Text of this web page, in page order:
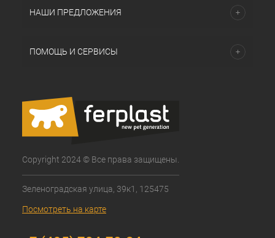
НАШИ ПРЕДЛОЖЕНИЯ
ПОМОЩЬ И СЕРВИСЫ
Copyright 2024 © Все права защищены.
Зеленоградская улица, 39к1, 125475
Посмотреть на карте